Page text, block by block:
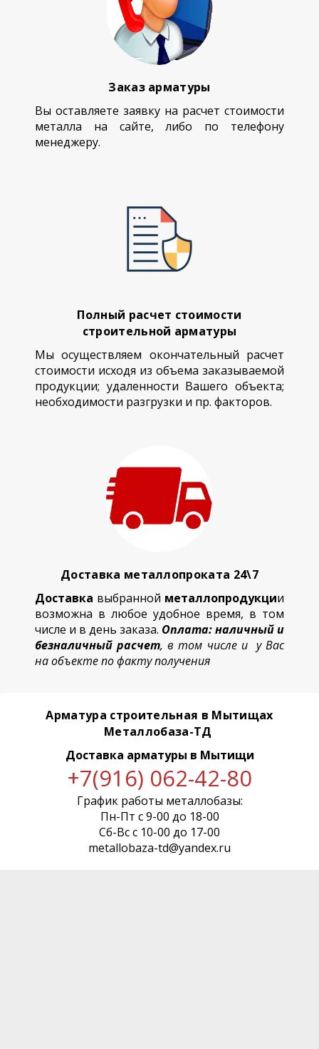
Заказ арматуры
Вы оставляете заявку на расчет стоимости
металла на сайте, либо по телефону
менеджеру.
Полный расчет стоимости
строительной арматуры
Мы осуществляем окончательный расчет
стоимости исходя из объема заказываемой
продукции; удаленности Вашего объекта;
необходимости разгрузки и пр. факторов.
Доставка металлопроката 24\7
Доставка выбранной металлопродукции
возможна в любое удобное время, в том
числе и в день заказа. Оплата: наличный и
безналичный расчет, в том числе и у Вас
на объекте по факту получения
Арматура строительная в Мытищах
Металлобаза-ТД
Доставка арматуры в Мытищи
+7(916) 062-42-80
График работы металлобазы:
Пн-Пт с 9-00 до 18-00
Сб-Вс с 10-00 до 17-00
metallobaza-td@yandex.ru